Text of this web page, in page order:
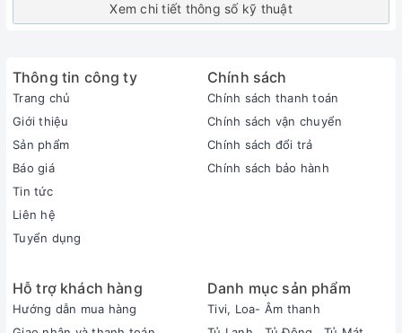
Xem chi tiết thông số kỹ thuật
Thông tin công ty
Trang chủ
Giới thiệu
Sản phẩm
Báo giá
Tin tức
Liên hệ
Tuyển dụng
Chính sách
Chính sách thanh toán
Chính sách vận chuyển
Chính sách đổi trả
Chính sách bảo hành
Hỗ trợ khách hàng
Hướng dẫn mua hàng
Danh mục sản phẩm
Tivi, Loa- Âm thanh